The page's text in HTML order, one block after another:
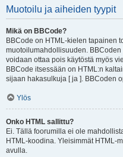
Muotoilu ja aiheiden tyypit
Mikä on BBCode?
BBCode on HTML-kielen tapainen
muotoilumahdollisuuden.
voidaan ottaa pois käytöstä myös
BBCode itsessään on HTML:n
sijaan hakasulkuja [ ja ]. BBCoden
Ylös
Onko HTML sallittu?
Ei. Tällä foorumilla ei ole
HTML-koodina. Yleisimmät HTML-
avulla.